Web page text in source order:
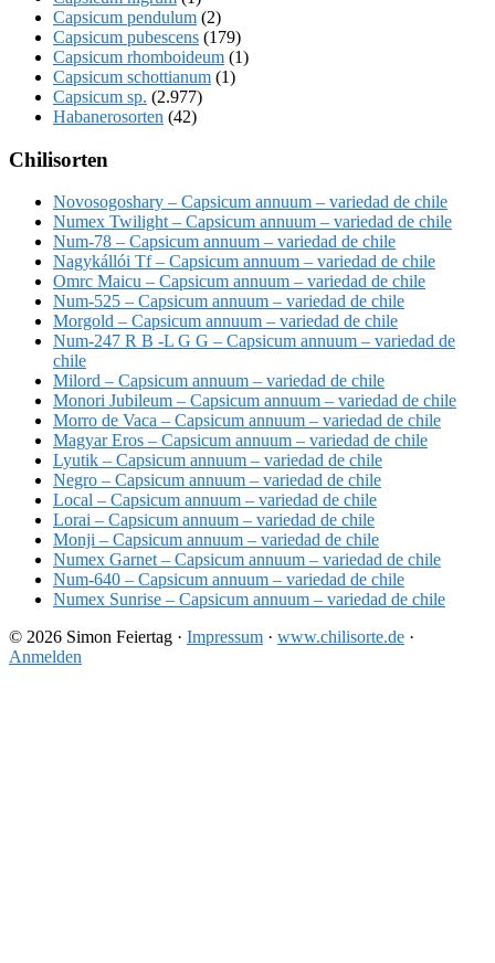
Capsicum pendulum (2)
Capsicum pubescens (179)
Capsicum rhomboideum (1)
Capsicum schottianum (1)
Capsicum sp. (2.977)
Habanerosorten (42)
Chilisorten
Novosogoshary – Capsicum annuum – variedad de chile
Numex Twilight – Capsicum annuum – variedad de chile
Num-78 – Capsicum annuum – variedad de chile
Nagykállói Tf – Capsicum annuum – variedad de chile
Omrc Maicu – Capsicum annuum – variedad de chile
Num-525 – Capsicum annuum – variedad de chile
Morgold – Capsicum annuum – variedad de chile
Num-247 R B -L G G – Capsicum annuum – variedad de
chile
Milord – Capsicum annuum – variedad de chile
Monori Jubileum – Capsicum annuum – variedad de chile
Morro de Vaca – Capsicum annuum – variedad de chile
Magyar Eros – Capsicum annuum – variedad de chile
Lyutik – Capsicum annuum – variedad de chile
Negro – Capsicum annuum – variedad de chile
Local – Capsicum annuum – variedad de chile
Lorai – Capsicum annuum – variedad de chile
Monji – Capsicum annuum – variedad de chile
Numex Garnet – Capsicum annuum – variedad de chile
Num-640 – Capsicum annuum – variedad de chile
Numex Sunrise – Capsicum annuum – variedad de chile
© 2026 Simon Feiertag · Impressum · www.chilisorte.de ·
Anmelden